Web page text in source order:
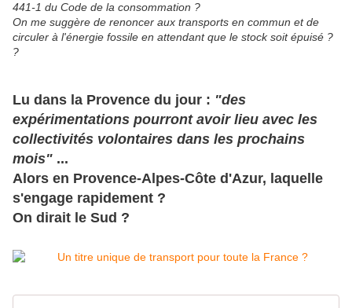
441-1 du Code de la consommation ?
On me suggère de renoncer aux transports en commun et de
circuler à l'énergie fossile en attendant que le stock soit épuisé ?
?
Lu dans la Provence du jour : "des
expérimentations pourront avoir lieu avec les
collectivités volontaires dans les prochains
mois" ...
Alors en Provence-Alpes-Côte d'Azur, laquelle
s'engage rapidement ?
On dirait le Sud ?